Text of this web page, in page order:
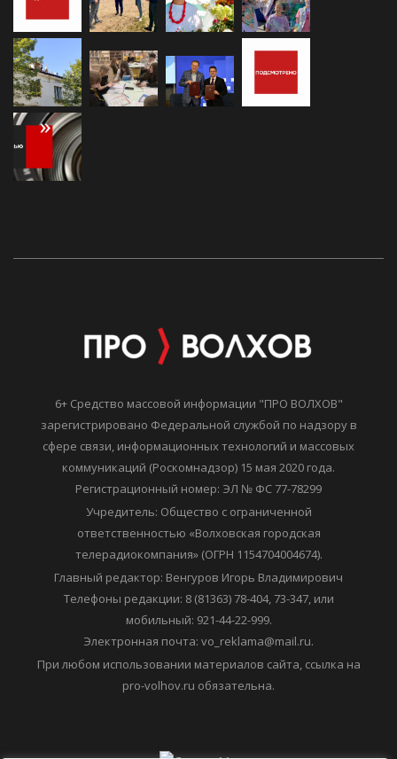
6+ Средство массовой информации "ПРО ВОЛХОВ"
зарегистрировано Федеральной службой по надзору в
сфере связи, информационных технологий и массовых
коммуникаций (Роскомнадзор) 15 мая 2020 года.
Регистрационный номер: ЭЛ № ФС 77-78299
Учредитель: Общество с ограниченной
ответственностью «Волховская городская
телерадиокомпания» (ОГРН 1154704004674).
Главный редактор: Венгуров Игорь Владимирович
Телефоны редакции: 8 (81363) 78-404, 73-347, или
Электронная почта: vo_reklama@mail.ru.